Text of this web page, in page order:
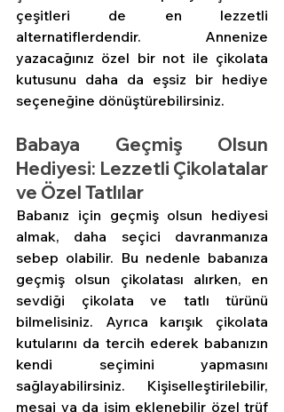
çeşitleri de en lezzetli
alternatiflerdendir. Annenize
yazacağınız özel bir not ile çikolata
kutusunu daha da eşsiz bir hediye
seçeneğine dönüştürebilirsiniz.
Babaya Geçmiş Olsun
Hediyesi: Lezzetli Çikolatalar
ve Özel Tatlılar
Babanız için geçmiş olsun hediyesi
almak, daha seçici davranmanıza
sebep olabilir. Bu nedenle babanıza
geçmiş olsun çikolatası alırken, en
sevdiği çikolata ve tatlı türünü
bilmelisiniz. Ayrıca karışık çikolata
kutularını da tercih ederek babanızın
kendi seçimini yapmasını
sağlayabilirsiniz. Kişiselleştirilebilir,
mesaj ya da isim eklenebilir özel trüf